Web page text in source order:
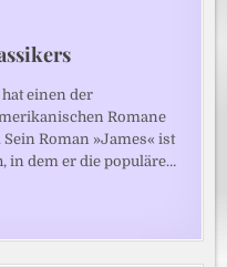
einen der
Romane
Roman »James« ist
in dem er die populäre…